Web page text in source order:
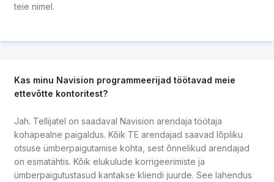
teie nimel.
Kas minu Navision programmeerijad töötavad meie
ettevõtte kontoritest?
Jah. Tellijatel on saadaval Navision arendaja töötaja
kohapealne paigaldus. Kõik TE arendajad saavad lõpliku
otsuse ümberpaigutamise kohta, sest õnnelikud arendajad
on esmatähtis. Kõik elukulude korrigeerimiste ja
ümberpaigutustasud kantakse kliendi juurde. See lahendus